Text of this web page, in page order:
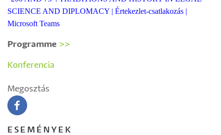
SCIENCE AND DIPLOMACY | Értekezlet-csatlakozás |
Microsoft Teams
Programme >>
Konferencia
Megosztás
ESEMÉNYEK